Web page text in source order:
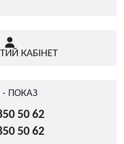
КАБІНЕТ
- ПОКАЗ
50 62
50 62